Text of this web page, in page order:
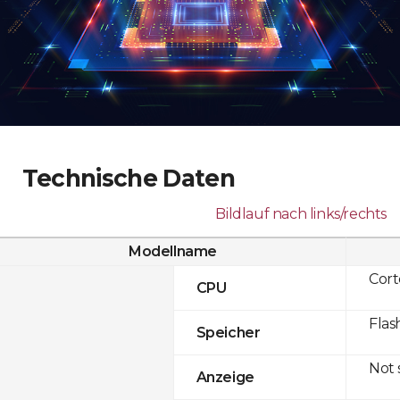
Technische Daten
Bildlauf nach links/rechts
Modellname
CPU
Speicher
Anzeige
Not